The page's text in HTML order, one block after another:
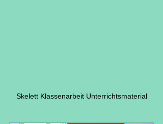
Skelett Klassenarbeit Unterrichtsmaterial